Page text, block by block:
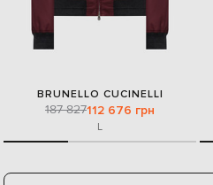
BRUNELLO CUCINELLI
187 827112 676 грн
L